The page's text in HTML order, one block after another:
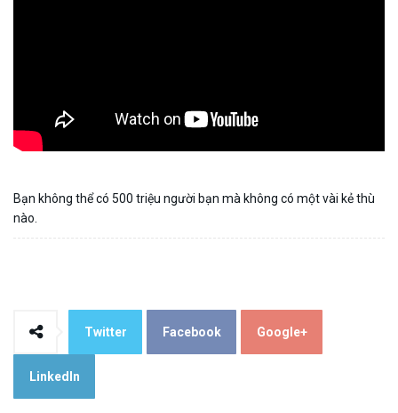
Bạn không thể có 500 triệu người bạn mà không có một vài kẻ thù
nào.
Twitter Facebook Google+
LinkedIn